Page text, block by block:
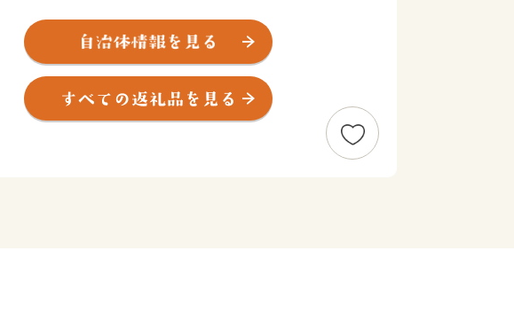
域には木津川・宇治川・桂川の三川合流域があり、約
たり桜が楽しめる背割堤、国宝に指定された「石清水八
いった様々な自然・歴史環境があります。
地域は新名神高速道路などの広域交通網が整備される
市街地の整備が進みつつあります。